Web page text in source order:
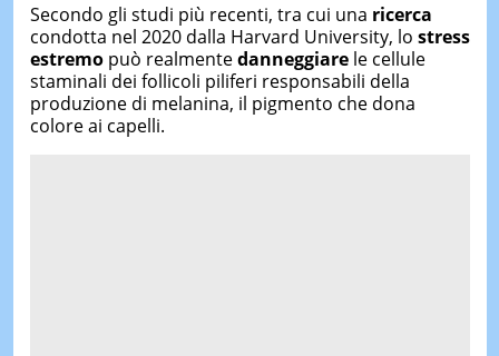
Secondo gli studi più recenti, tra cui una ricerca
condotta nel 2020 dalla Harvard University, lo stress
estremopuò realmentedanneggiarele cellule
staminali dei follicoli piliferi responsabili della
produzione di melanina, il pigmento che dona
colore ai capelli.